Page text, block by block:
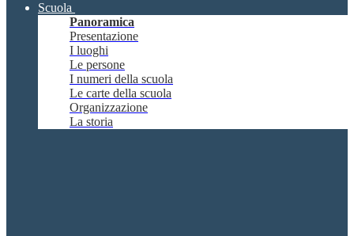
Scuola
Panoramica
Presentazione
I luoghi
Le persone
I numeri della scuola
Le carte della scuola
Organizzazione
La storia